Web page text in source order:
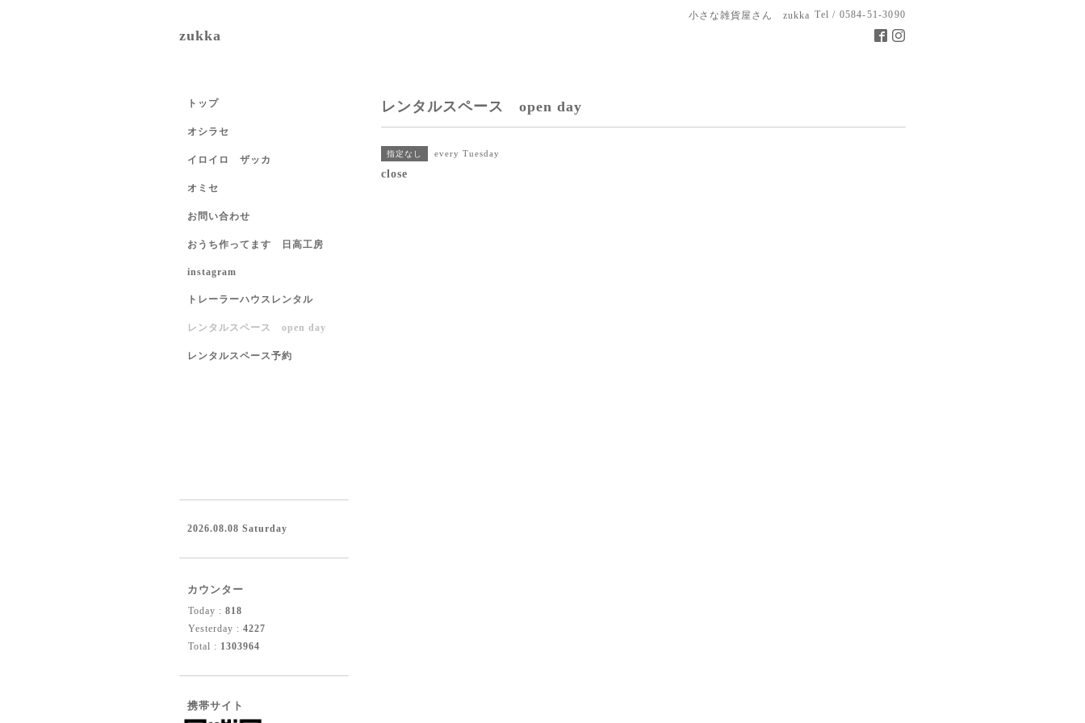
小さな雑貨屋さん zukka Tel / 0584-51-3090
zukka
レンタルスペース open day
指定なし every Tuesday
close
トップ
オシラセ
イロイロ ザッカ
オミセ
お問い合わせ
おうち作ってます 日高工房
instagram
トレーラーハウスレンタル
レンタルスペース open day
レンタルスペース予約
2026.08.08 Saturday
カウンター
Today : 818
Yesterday : 4227
Total : 1303964
携帯サイト